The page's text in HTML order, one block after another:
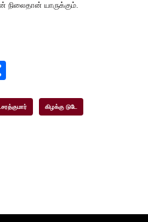
நிலைதான் யாருக்கும்.
ar
கிழக்கு டுடே